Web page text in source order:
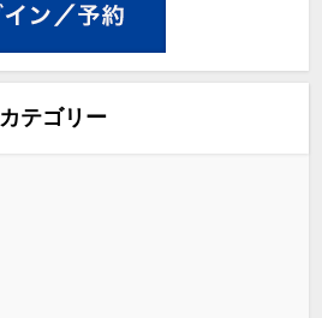
カテゴリー